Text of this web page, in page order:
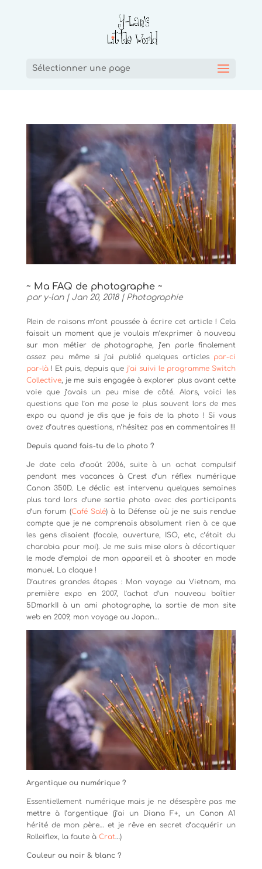
Sélectionner une page
~ Ma FAQ de photographe ~
par y-lan| Jan 20, 2018| Photographie
Plein de raisons m’ont poussée à écrire cet article ! Cela
faisait un moment que je voulais m’exprimer à nouveau
sur mon métier de photographe, j’en parle finalement
assez peu même si j’ai publié quelques articles par-ci
par-là! Et puis, depuis que j’ai suivi le programme Switch
Collective, je me suis engagée à explorer plus avant cette
voie que j’avais un peu mise de côté. Alors, voici les
questions que l’on me pose le plus souvent lors de mes
expo ou quand je dis que je fais de la photo ! Si vous
avez d’autres questions, n’hésitez pas en commentaires !!!
Depuis quand fais-tu de la photo ?
Je date cela d’août 2006, suite à un achat compulsif
pendant mes vacances à Crest d’un réflex numérique
Canon 350D. Le déclic est intervenu quelques semaines
plus tard lors d’une sortie photo avec des participants
d’un forum (Café Salé) à la Défense où je ne suis rendue
compte que je ne comprenais absolument rien à ce que
les gens disaient (focale, ouverture, ISO, etc, c’était du
charabia pour moi). Je me suis mise alors à décortiquer
le mode d’emploi de mon appareil et à shooter en mode
manuel. La claque !
D’autres grandes étapes : Mon voyage au Vietnam, ma
première expo en 2007, l’achat d’un nouveau boîtier
5DmarkII à un ami photographe, la sortie de mon site
web en 2009, mon voyage au Japon…
Argentique ou numérique ?
Essentiellement numérique mais je ne désespère pas me
mettre à l’argentique (j’ai un Diana F+, un Canon A1
hérité de mon père… et je rêve en secret d’acquérir un
Rolleiflex, la faute à Crat…)
Couleur ou noir & blanc ?